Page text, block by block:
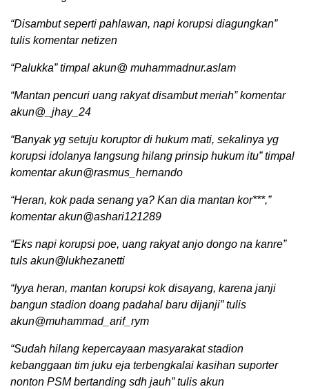
“Disambut seperti pahlawan, napi korupsi diagungkan”
tulis komentar netizen
“Palukka” timpal akun@ muhammadnur.aslam
“Mantan pencuri uang rakyat disambut meriah” komentar
akun@_jhay_24
“Banyak yg setuju koruptor di hukum mati, sekalinya yg
korupsi idolanya langsung hilang prinsip hukum itu” timpal
komentar akun@rasmus_hernando
“Heran, kok pada senang ya? Kan dia mantan kor***,”
komentar akun@ashari121289
“Eks napi korupsi poe, uang rakyat anjo dongo na kanre”
tuls akun@lukhezanetti
“Iyya heran, mantan korupsi kok disayang, karena janji
bangun stadion doang padahal baru dijanji” tulis
akun@muhammad_arif_rym
“Sudah hilang kepercayaan masyarakat stadion
kebanggaan tim juku eja terbengkalai kasihan suporter
nonton PSM bertanding sdh jauh” tulis akun